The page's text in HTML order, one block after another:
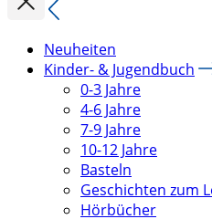
Neuheiten
Kinder- & Jugendbuch
0-3 Jahre
4-6 Jahre
7-9 Jahre
10-12 Jahre
Basteln
Geschichten zum
Hörbücher